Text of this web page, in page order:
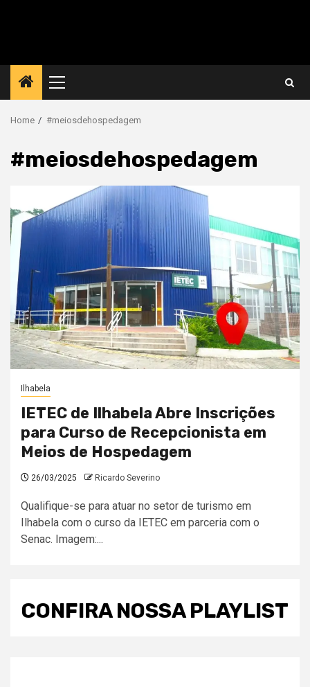
Primary
Menu
Home #meiosdehospedagem
#meiosdehospedagem
Ilhabela
IETEC de Ilhabela Abre Inscrições
para Curso de Recepcionista em
Meios de Hospedagem
26/03/2025 Ricardo Severino
Qualifique-se para atuar no setor de turismo em
Ilhabela com o curso da IETEC em parceria com o
Senac. Imagem:...
CONFIRA NOSSA PLAYLIST